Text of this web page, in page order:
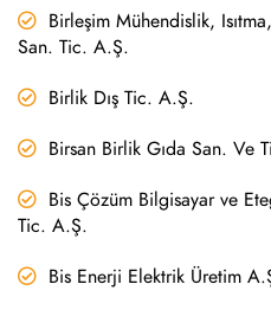
Birleşim Mühendislik,
San. Tic. A.Ş.
Birlik Dış Tic. A.Ş.
Birsan Birlik Gıda San. Ve
Bis Çözüm Bilgisayar ve
Tic. A.Ş.
Bis Enerji Elektrik Üretim